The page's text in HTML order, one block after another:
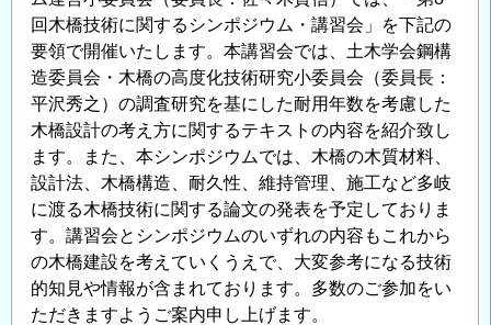
回木橋技術に関するシンポジウム・講習会」を下記の
要領で開催いたします。本講習会では、土木学会鋼構
造委員会・木橋の高度化技術研究小委員会（委員長：
平沢秀之）の調査研究を基にした耐用年数を考慮した
木橋設計の考え方に関するテキストの内容を紹介致し
ます。また、本シンポジウムでは、木橋の木質材料、
設計法、木橋構造、耐久性、維持管理、施工など多岐
に渡る木橋技術に関する論文の発表を予定しておりま
す。講習会とシンポジウムのいずれの内容もこれから
の木橋建設を考えていくうえで、大変参考になる技術
的知見や情報が含まれております。多数のご参加をい
ただきますようご案内申し上げます。